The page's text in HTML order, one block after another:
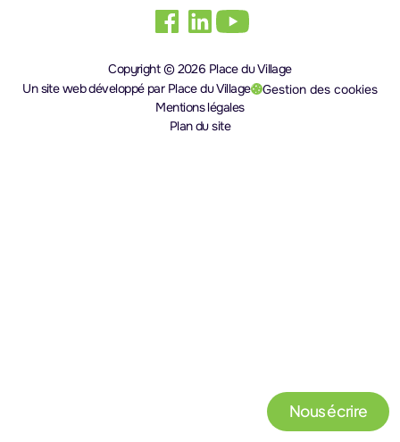
Copyright © 2026 Place du Village
Un site web développé par Place du Village
(nouvel onglet)
Gestion des cookies
Mentions légales
Plan du site
Nous écrire